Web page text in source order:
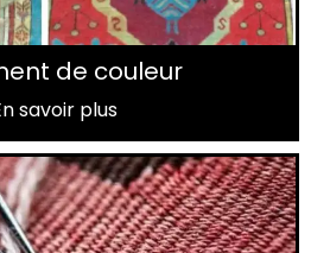
de couleur
savoir plus